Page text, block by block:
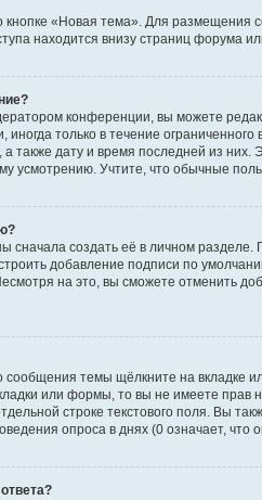
«Новая тема». Для размещения
находится внизу страниц
конференции, вы можете
только в течение
а также дату и время последней из
усмотрению. Учтите, что обычные
создать её в личном разделе.
добавление подписи по
на это, вы сможете отменить
сообщения темы щёлкните на вкладке
или формы, то вы не имеете
строке текстового поля. Вы
опроса в днях (0 означает, что